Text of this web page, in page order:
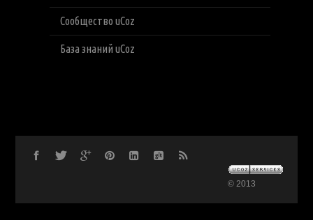
Сообщество uCoz
База знаний uCoz
© 2013